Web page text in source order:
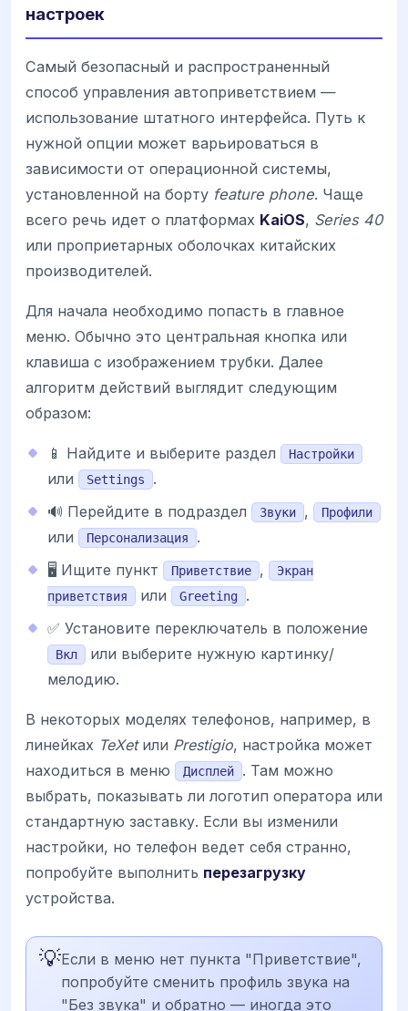
настроек
Самый безопасный и распространенный
способ управления автоприветствием —
использование штатного интерфейса. Путь к
нужной опции может варьироваться в
зависимости от операционной системы,
установленной на борту feature phone. Чаще
всего речь идет о платформах KaiOS, Series 40
или проприетарных оболочках китайских
производителей.
Для начала необходимо попасть в главное
меню. Обычно это центральная кнопка или
клавиша с изображением трубки. Далее
алгоритм действий выглядит следующим
образом:
📱 Найдите и выберите раздел Настройки
или Settings
.
🔊 Перейдите в подраздел
Звуки , Профили
или Персонализация
.
🖥️ Ищите пункт
Приветствие ,
Экран
приветствия
или Greeting
.
✅ Установите переключатель в положение
Вкл
или выберите нужную картинку/
мелодию.
В некоторых моделях телефонов, например, в
линейках TeXetили Prestigio, настройка может
находиться в меню
Дисплей
. Там можно
выбрать, показывать ли логотип оператора или
стандартную заставку. Если вы изменили
настройки, но телефон ведет себя странно,
попробуйте выполнить перезагрузку
устройства.
💡Если в меню нет пункта "Приветствие",
попробуйте сменить профиль звука на
"Без звука" и обратно — иногда это